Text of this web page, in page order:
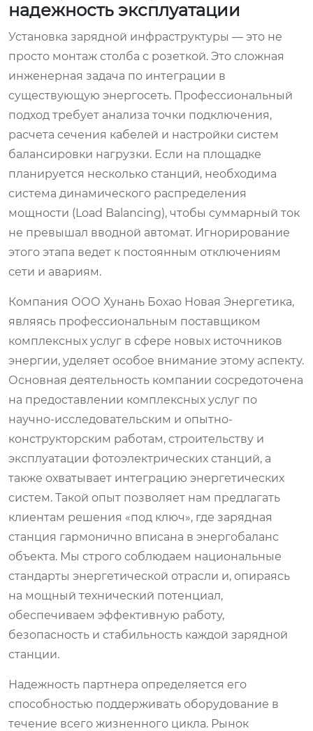
надежность эксплуатации
Установка зарядной инфраструктуры — это не
просто монтаж столба с розеткой. Это сложная
инженерная задача по интеграции в
существующую энергосеть. Профессиональный
подход требует анализа точки подключения,
расчета сечения кабелей и настройки систем
балансировки нагрузки. Если на площадке
планируется несколько станций, необходима
система динамического распределения
мощности (Load Balancing), чтобы суммарный ток
не превышал вводной автомат. Игнорирование
этого этапа ведет к постоянным отключениям
сети и авариям.
Компания ООО Хунань Бохао Новая Энергетика,
являясь профессиональным поставщиком
комплексных услуг в сфере новых источников
энергии, уделяет особое внимание этому аспекту.
Основная деятельность компании сосредоточена
на предоставлении комплексных услуг по
научно-исследовательским и опытно-
конструкторским работам, строительству и
эксплуатации фотоэлектрических станций, а
также охватывает интеграцию энергетических
систем. Такой опыт позволяет нам предлагать
клиентам решения «под ключ», где зарядная
станция гармонично вписана в энергобаланс
объекта. Мы строго соблюдаем национальные
стандарты энергетической отрасли и, опираясь
на мощный технический потенциал,
обеспечиваем эффективную работу,
безопасность и стабильность каждой зарядной
станции.
Надежность партнера определяется его
способностью поддерживать оборудование в
течение всего жизненного цикла. Рынок